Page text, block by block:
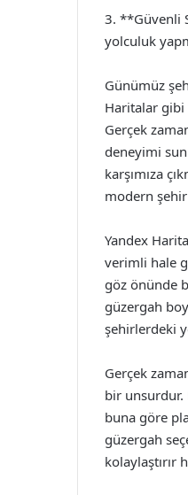
3. **Güvenli
yolculuk
Günümüz
Haritalar gibi
Gerçek
deneyimi
karşımıza
modern
Yandex
verimli hale
göz önünde
güzergah
şehirlerdeki
Gerçek
bir unsurdur.
buna göre
güzergah
kolaylaştırır